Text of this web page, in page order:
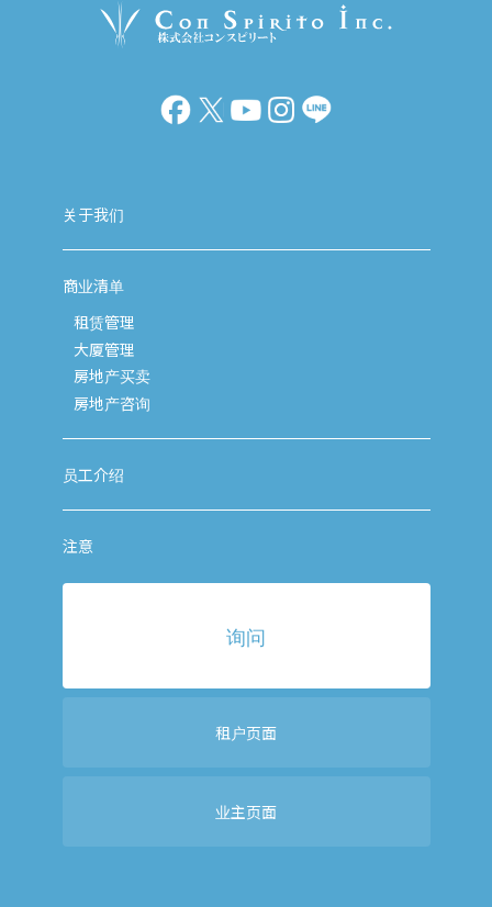
关于我们
商业清单
租赁管理
大厦管理
房地产买卖
房地产咨询
员工介绍
注意
询问
租户页面
业主页面